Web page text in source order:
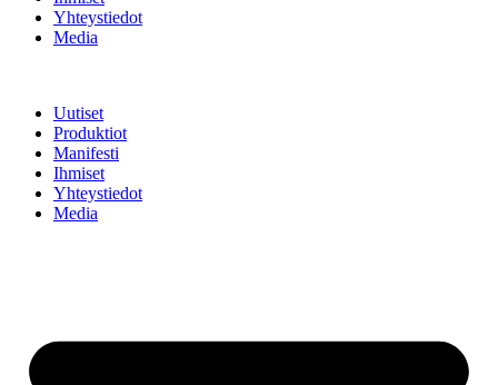
Yhteystiedot
Media
Uutiset
Produktiot
Manifesti
Ihmiset
Yhteystiedot
Media